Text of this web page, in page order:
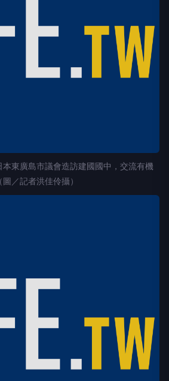
東廣島市議會造訪建國國中，交流有機
／記者洪佳伶攝）